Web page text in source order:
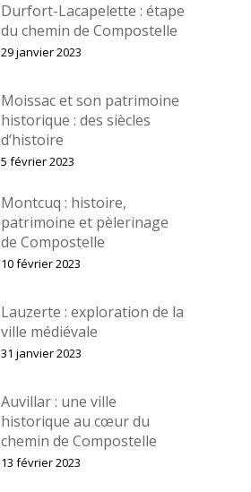
Durfort-Lacapelette : étape
du chemin de Compostelle
29 janvier 2023
Moissac et son patrimoine
historique : des siècles
d’histoire
5 février 2023
Montcuq : histoire,
patrimoine et pèlerinage
de Compostelle
10 février 2023
Lauzerte : exploration de la
ville médiévale
31 janvier 2023
Auvillar : une ville
historique au cœur du
chemin de Compostelle
13 février 2023